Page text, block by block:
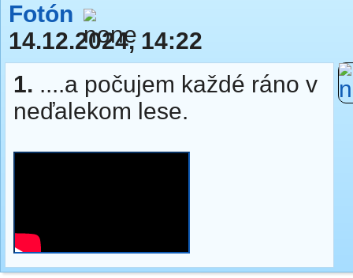
Fotón
14.12.2024, 14:22
1. ....a počujem každé ráno v
neďalekom lese.